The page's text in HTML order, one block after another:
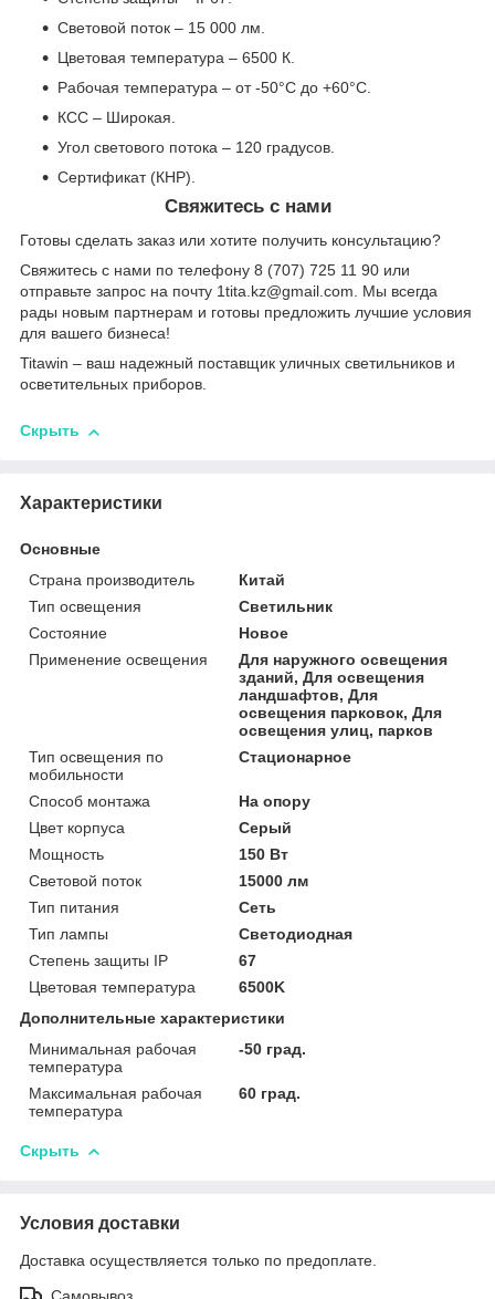
Световой поток – 15 000 лм.
Цветовая температура – 6500 К.
Рабочая температура – от -50°С до +60°С.
КСС – Широкая.
Угол светового потока – 120 градусов.
Сертификат (КНР).
Свяжитесь с нами
Готовы сделать заказ или хотите получить консультацию?
Свяжитесь с нами по телефону 8 (707) 725 11 90 или
отправьте запрос на почту 1tita.kz@gmail.com. Мы всегда
рады новым партнерам и готовы предложить лучшие условия
для вашего бизнеса!
Titawin – ваш надежный поставщик уличных светильников и
осветительных приборов.
Скрыть
Характеристики
Основные
Страна производитель
Китай
Тип освещения
Светильник
Состояние
Новое
Применение освещения
Для наружного освещения
зданий, Для освещения
ландшафтов, Для
освещения парковок, Для
освещения улиц, парков
Тип освещения по
мобильности
Стационарное
Способ монтажа
На опору
Цвет корпуса
Серый
Мощность
150 Вт
Световой поток
15000 лм
Тип питания
Сеть
Тип лампы
Светодиодная
Степень защиты IP
67
Цветовая температура
6500K
Дополнительные характеристики
Минимальная рабочая
температура
-50 град.
Максимальная рабочая
температура
60 град.
Скрыть
Условия доставки
Доставка осуществляется только по предоплате.
Самовывоз